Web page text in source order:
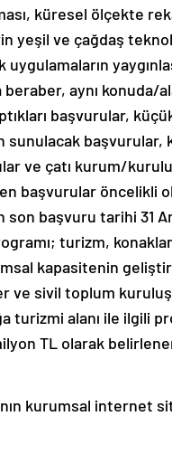
küresel ölçekte
yeşil ve çağdaş
aynı konuda/
başvurular,
başvurular,
ve çatı kurum/
başvurular öncelikli
başvuru tarihi 31
turizm,
kapasitenin
ve sivil toplum
turizmi alanı ile ilgili
TL olarak
kurumsal internet